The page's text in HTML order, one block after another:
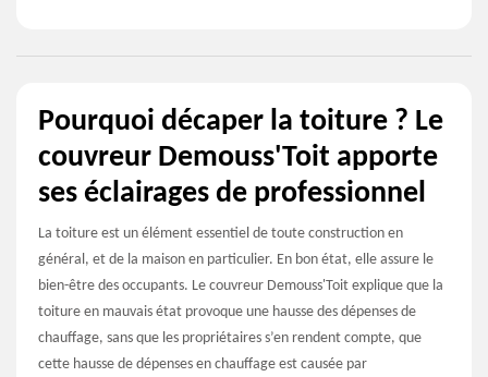
Pourquoi décaper la toiture ? Le
couvreur Demouss'Toit apporte
ses éclairages de professionnel
La toiture est un élément essentiel de toute construction en
général, et de la maison en particulier. En bon état, elle assure le
bien-être des occupants. Le couvreur Demouss'Toit explique que la
toiture en mauvais état provoque une hausse des dépenses de
chauffage, sans que les propriétaires s’en rendent compte, que
cette hausse de dépenses en chauffage est causée par